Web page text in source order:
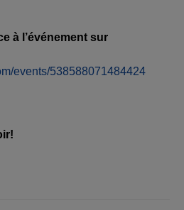
à l’événement sur
events/538588071484424